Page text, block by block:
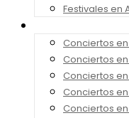
Festivales en
Conciertos
Conciertos
Conciertos
Conciertos
Conciertos